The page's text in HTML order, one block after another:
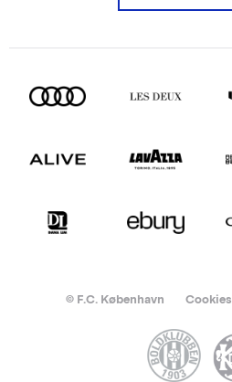
© F.C. København Cookies